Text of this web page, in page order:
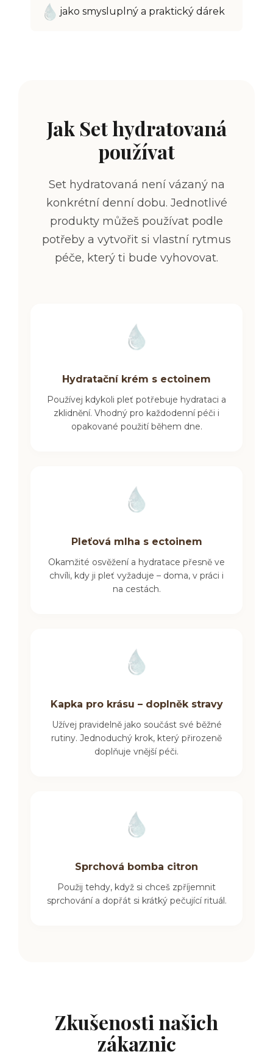
jako smysluplný a praktický dárek
Jak Set hydratovaná
používat
Set hydratovaná není vázaný na
konkrétní denní dobu. Jednotlivé
produkty můžeš používat podle
potřeby a vytvořit si vlastní rytmus
péče, který ti bude vyhovovat.
Hydratační krém s ectoinem
Používej kdykoli pleť potřebuje hydrataci a
zklidnění. Vhodný pro každodenní péči i
opakované použití během dne.
Pleťová mlha s ectoinem
Okamžité osvěžení a hydratace přesně ve
chvíli, kdy ji pleť vyžaduje – doma, v práci i
na cestách.
Kapka pro krásu – doplněk stravy
Užívej pravidelně jako součást své běžné
rutiny. Jednoduchý krok, který přirozeně
doplňuje vnější péči.
Sprchová bomba citron
Použij tehdy, když si chceš zpříjemnit
sprchování a dopřát si krátký pečující rituál.
Zkušenosti našich
zákaznic